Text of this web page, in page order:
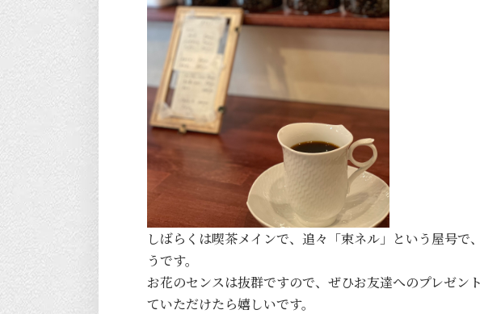
しばらくは喫茶メインで、追々「束ネル」という屋号で
うです。
お花のセンスは抜群ですので、ぜひお友達へのプレゼン
ていただけたら嬉しいです。